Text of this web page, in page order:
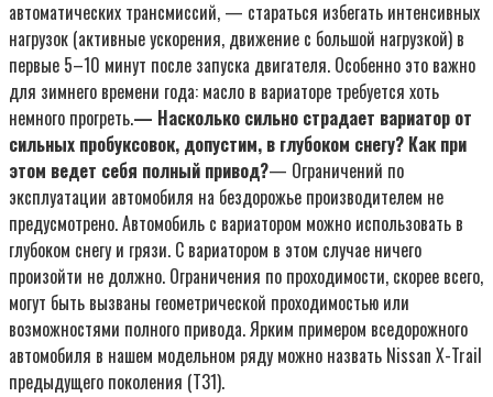
автоматических трансмиссий, — стараться избегать интенсивных
нагрузок (активные ускорения, движение с большой нагрузкой) в
первые 5–10 минут после запуска двигателя. Особенно это важно
для зимнего времени года: масло в вариаторе требуется хоть
немного прогреть.— Насколько сильно страдает вариатор от
сильных пробуксовок, допустим, в глубоком снегу? Как при
этом ведет себя полный привод?— Ограничений по
эксплуатации автомобиля на бездорожье производителем не
предусмотрено. Автомобиль с вариатором можно использовать в
глубоком снегу и грязи. С вариатором в этом случае ничего
произойти не должно. Ограничения по проходимости, скорее всего,
могут быть вызваны геометрической проходимостью или
возможностями полного привода. Ярким примером вседорожного
автомобиля в нашем модельном ряду можно назвать Nissan X-Trail
предыдущего поколения (T31).